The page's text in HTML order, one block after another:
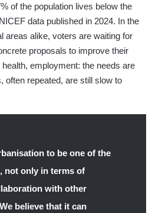
of the population lives below the
data published in 2024. In the
areas alike, voters are waiting for
proposals to improve their
employment: the needs are
often repeated, are still slow to
to be one of the
not only in terms of
with other
believe that it can